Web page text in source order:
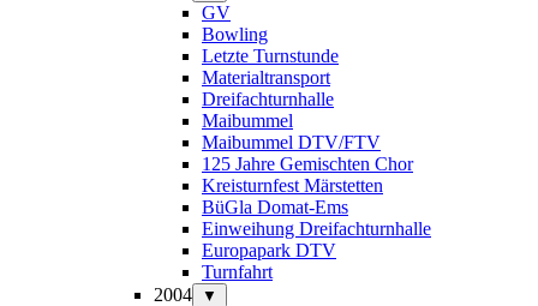
GV
Bowling
Letzte Turnstunde
Materialtransport
Dreifachturnhalle
Maibummel
Maibummel DTV/FTV
125 Jahre Gemischten Chor
Kreisturnfest Märstetten
BüGla Domat-Ems
Einweihung Dreifachturnhalle
Europapark DTV
Turnfahrt
2004
▼